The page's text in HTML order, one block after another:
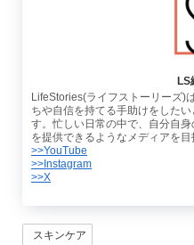
LS
LifeStories(ライフストーリーズ)
ちや自信を持てる手助けをした
す。忙しい日常の中で、自分自
を提供できるようなメディアを目
>>YouTube
>>Instagram
>>X
スキンケア